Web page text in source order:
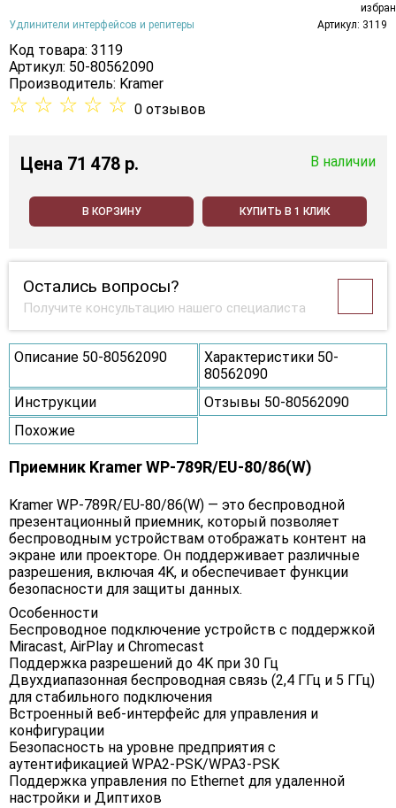
Удлинители интерфейсов и репитеры Артикул: 3119
Код товара: 3119
Артикул: 50-80562090
Производитель: Kramer
☆ ☆ ☆ ☆ ☆ 0 отзывов
Цена 71 478 p. В наличии
В КОРЗИНУ КУПИТЬ В 1 КЛИК
Остались вопросы?
Получите консультацию нашего специалиста
Описание 50-80562090
Характеристики 50-
80562090
Инструкции
Отзывы 50-80562090
Похожие
Приемник Kramer WP-789R/EU-80/86(W)
Kramer WP-789R/EU-80/86(W) — это беспроводной
презентационный приемник, который позволяет
беспроводным устройствам отображать контент на
экране или проекторе. Он поддерживает различные
разрешения, включая 4K, и обеспечивает функции
безопасности для защиты данных.
Особенности
Беспроводное подключение устройств с поддержкой
Miracast, AirPlay и Chromecast
Поддержка разрешений до 4K при 30 Гц
Двухдиапазонная беспроводная связь (2,4 ГГц и 5 ГГц)
для стабильного подключения
Встроенный веб-интерфейс для управления и
конфигурации
Безопасность на уровне предприятия с
аутентификацией WPA2-PSK/WPA3-PSK
Поддержка управления по Ethernet для удаленной
настройки и Диптихов